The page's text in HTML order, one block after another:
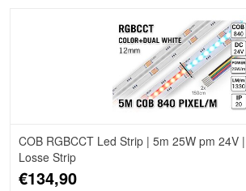
COB RGBCCT Led Strip | 5m 25W pm 24V
Losse Strip
€134,90